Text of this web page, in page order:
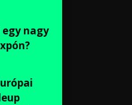
nagy